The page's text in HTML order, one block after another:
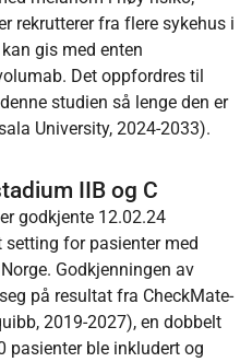
rekrutterer fra flere sykehus i
gis med enten
Det oppfordres til
studien så lenge den er
University, 2024-2033).
IIB og C
godkjente 12.02.24
for pasienter med
Godkjenningen av
på resultat fra CheckMate-
2019-2027), en dobbelt
pasienter ble inkludert og